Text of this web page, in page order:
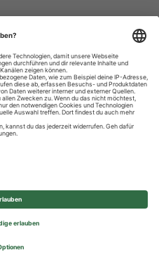
- All rights reserved